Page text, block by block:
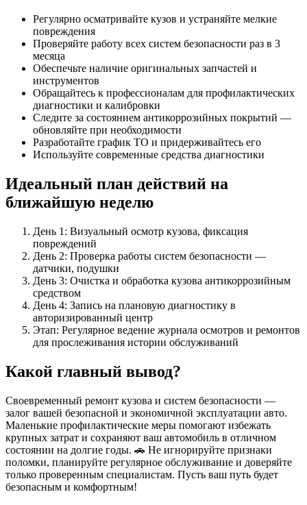
Регулярно осматривайте кузов и устраняйте мелкие
повреждения
Проверяйте работу всех систем безопасности раз в 3
месяца
Обеспечьте наличие оригинальных запчастей и
инструментов
Обращайтесь к профессионалам для профилактических
диагностики и калибровки
Следите за состоянием антикоррозийных покрытий —
обновляйте при необходимости
Разработайте график ТО и придерживайтесь его
Используйте современные средства диагностики
Идеальный план действий на
ближайшую неделю
День 1: Визуальный осмотр кузова, фиксация
повреждений
День 2: Проверка работы систем безопасности —
датчики, подушки
День 3: Очистка и обработка кузова антикоррозийным
средством
День 4: Запись на плановую диагностику в
авторизированный центр
Этап: Регулярное ведение журнала осмотров и ремонтов
для прослеживания истории обслуживаний
Какой главный вывод?
Своевременный ремонт кузова и систем безопасности —
залог вашей безопасной и экономичной эксплуатации авто.
Маленькие профилактические меры помогают избежать
крупных затрат и сохраняют ваш автомобиль в отличном
состоянии на долгие годы. 🚗 Не игнорируйте признаки
поломки, планируйте регулярное обслуживание и доверяйте
только проверенным специалистам. Пусть ваш путь будет
безопасным и комфортным!